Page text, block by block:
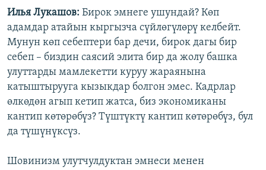
Илья Лукашов: Бирок эмнеге ушундай? Көп
адамдар атайын кыргызча сүйлөгүлөрү келбейт.
Мунун көп себептери бар дечи, бирок дагы бир
себеп – биздин саясий элита бир да жолу башка
улуттарды мамлекетти куруу жараянына
катыштырууга кызыкдар болгон эмес. Кадрлар
өлкөдөн агып кетип жатса, биз экономиканы
кантип көтөрөбүз? Түштүктү кантип көтөрөбүз, бул
да түшүнүксүз.
Шовинизм улутчулдуктан эмнеси менен